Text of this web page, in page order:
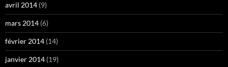
avril 2014 (9)
mars 2014 (6)
février 2014 (14)
janvier 2014 (19)